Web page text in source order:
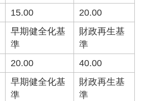
15.00
20.00
早期健全化基
準
財政再生基
準
20.00 40.00
早期健全化基
準
財政再生基
準